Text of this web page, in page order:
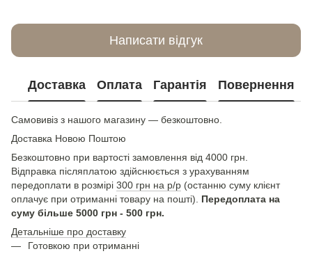
Написати відгук
Доставка Оплата Гарантія Повернення
Самовивіз з нашого магазину — безкоштовно.
Доставка Новою Поштою
Безкоштовно при вартості замовлення від 4000 грн.
Відправка післяплатою здійснюється з урахуванням
передоплати в розмірі 300 грн на р/р (останню суму клієнт
оплачує при отриманні товару на пошті). Передоплата на
суму більше 5000 грн - 500 грн.
Детальніше про доставку
Готовкою при отриманні